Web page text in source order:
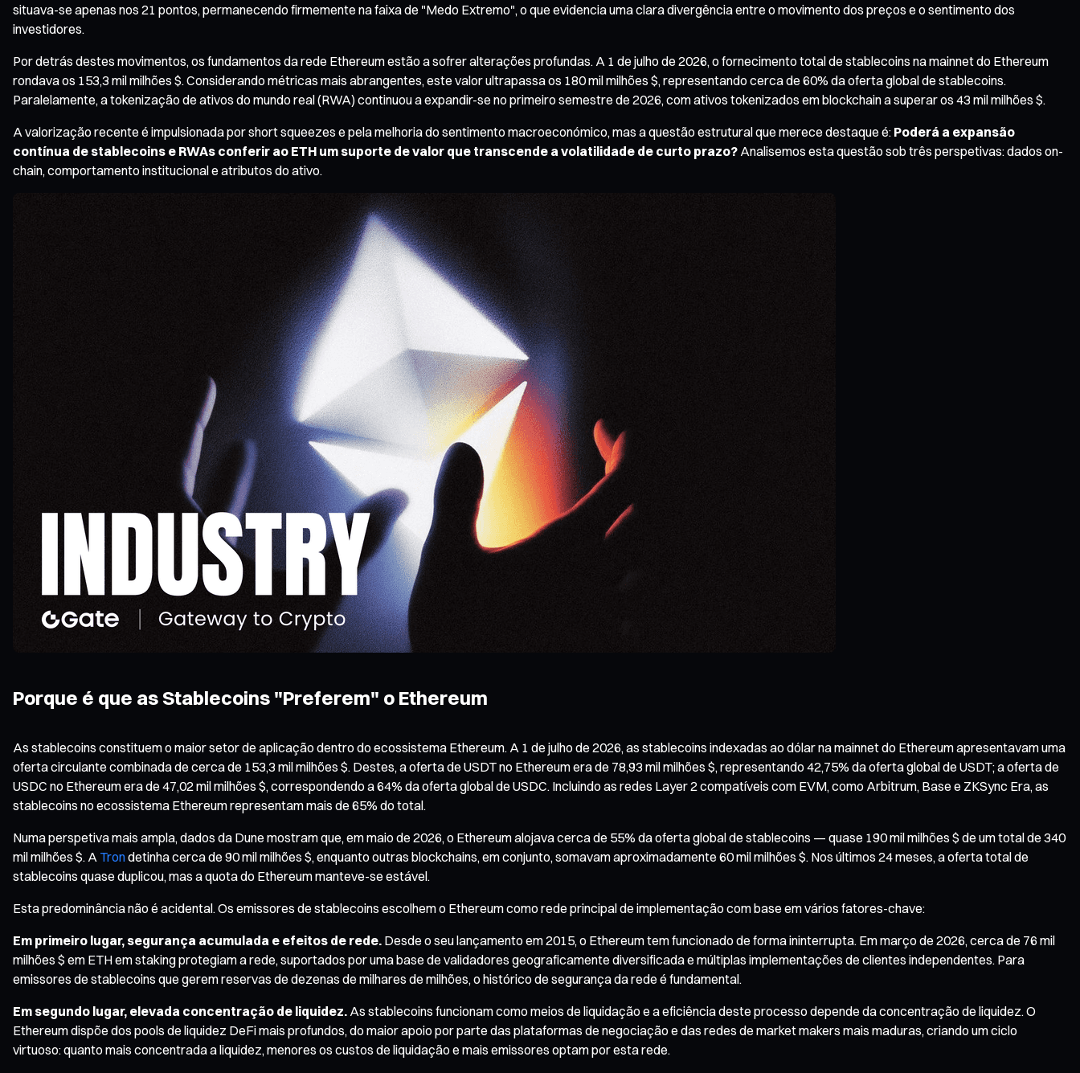
situava-se apenas nos 21 pontos, permanecendo firmemente na faixa de "Medo Extremo", o que evidencia uma clara divergência entre o movimento dos preços e o sentimento dos
investidores.
Por detrás destes movimentos, os fundamentos da rede Ethereum estão a sofrer alterações profundas. A 1 de julho de 2026, o fornecimento total de stablecoins na mainnet do Ethereum
rondava os 153,3 mil milhões $. Considerando métricas mais abrangentes, este valor ultrapassa os 180 mil milhões $, representando cerca de 60% da oferta global de stablecoins.
Paralelamente, a tokenização de ativos do mundo real (RWA) continuou a expandir-se no primeiro semestre de 2026, com ativos tokenizados em blockchain a superar os 43 mil milhões $.
A valorização recente é impulsionada por short squeezes e pela melhoria do sentimento macroeconómico, mas a questão estrutural que merece destaque é: Poderá a expansão
contínua de stablecoins e RWAs conferir ao ETH um suporte de valor que transcende a volatilidade de curto prazo? Analisemos esta questão sob três perspetivas: dados on-
chain, comportamento institucional e atributos do ativo.
Porque é que as Stablecoins "Preferem" o Ethereum
As stablecoins constituem o maior setor de aplicação dentro do ecossistema Ethereum. A 1 de julho de 2026, as stablecoins indexadas ao dólar na mainnet do Ethereum apresentavam uma
oferta circulante combinada de cerca de 153,3 mil milhões $. Destes, a oferta de USDT no Ethereum era de 78,93 mil milhões $, representando 42,75% da oferta global de USDT; a oferta de
USDC no Ethereum era de 47,02 mil milhões $, correspondendo a 64% da oferta global de USDC. Incluindo as redes Layer 2 compatíveis com EVM, como Arbitrum, Base e ZKSync Era, as
stablecoins no ecossistema Ethereum representam mais de 65% do total.
Numa perspetiva mais ampla, dados da Dune mostram que, em maio de 2026, o Ethereum alojava cerca de 55% da oferta global de stablecoins — quase 190 mil milhões $ de um total de 340
mil milhões $. A Trondetinha cerca de 90 mil milhões $, enquanto outras blockchains, em conjunto, somavam aproximadamente 60 mil milhões $. Nos últimos 24 meses, a oferta total de
stablecoins quase duplicou, mas a quota do Ethereum manteve-se estável.
Esta predominância não é acidental. Os emissores de stablecoins escolhem o Ethereum como rede principal de implementação com base em vários fatores-chave:
Em primeiro lugar, segurança acumulada e efeitos de rede. Desde o seu lançamento em 2015, o Ethereum tem funcionado de forma ininterrupta. Em março de 2026, cerca de 76 mil
milhões $ em ETH em staking protegiam a rede, suportados por uma base de validadores geograficamente diversificada e múltiplas implementações de clientes independentes. Para
emissores de stablecoins que gerem reservas de dezenas de milhares de milhões, o histórico de segurança da rede é fundamental.
Em segundo lugar, elevada concentração de liquidez. As stablecoins funcionam como meios de liquidação e a eficiência deste processo depende da concentração de liquidez. O
Ethereum dispõe dos pools de liquidez DeFi mais profundos, do maior apoio por parte das plataformas de negociação e das redes de market makers mais maduras, criando um ciclo
virtuoso: quanto mais concentrada a liquidez, menores os custos de liquidação e mais emissores optam por esta rede.